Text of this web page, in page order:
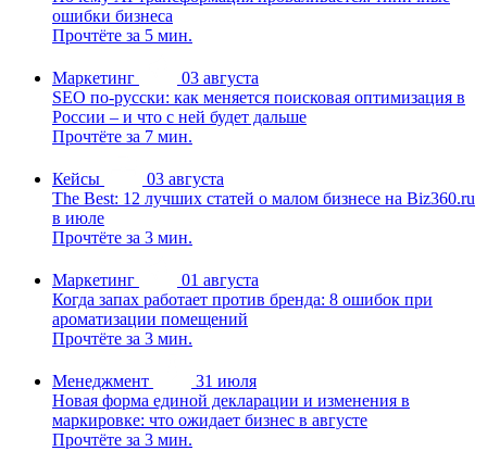
ошибки бизнеса
Прочтёте за 5 мин.
Маркетинг
03 августа
SEO по-русски: как меняется поисковая оптимизация в
России – и что с ней будет дальше
Прочтёте за 7 мин.
Кейсы
03 августа
The Best: 12 лучших статей о малом бизнесе на Biz360.ru
в июле
Прочтёте за 3 мин.
Маркетинг
01 августа
Когда запах работает против бренда: 8 ошибок при
ароматизации помещений
Прочтёте за 3 мин.
Менеджмент
31 июля
Новая форма единой декларации и изменения в
маркировке: что ожидает бизнес в августе
Прочтёте за 3 мин.